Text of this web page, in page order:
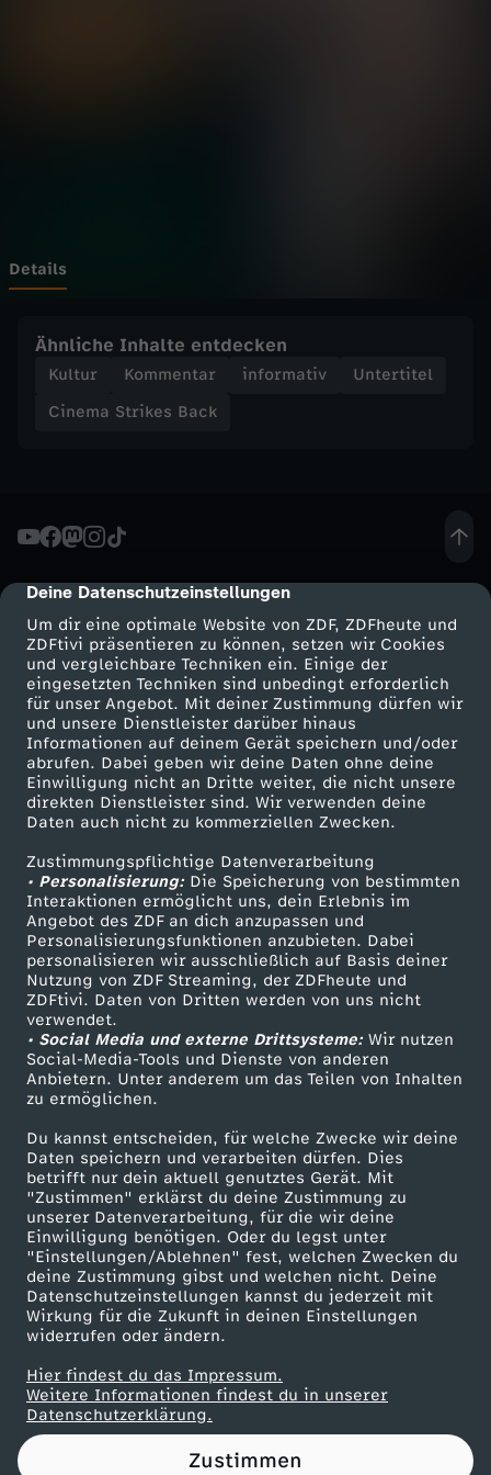
cmp-dialog-description
Deine Datenschutzeinstellungen
Um dir eine optimale Website von ZDF, ZDFheute und
ZDFtivi präsentieren zu können, setzen wir Cookies
und vergleichbare Techniken ein. Einige der
eingesetzten Techniken sind unbedingt erforderlich
für unser Angebot. Mit deiner Zustimmung dürfen wir
und unsere Dienstleister darüber hinaus
Informationen auf deinem Gerät speichern und/oder
abrufen. Dabei geben wir deine Daten ohne deine
Einwilligung nicht an Dritte weiter, die nicht unsere
direkten Dienstleister sind. Wir verwenden deine
Daten auch nicht zu kommerziellen Zwecken.
Zustimmungspflichtige Datenverarbeitung
• Personalisierung:Die Speicherung von bestimmten
Interaktionen ermöglicht uns, dein Erlebnis im
Angebot des ZDF an dich anzupassen und
Personalisierungsfunktionen anzubieten. Dabei
personalisieren wir ausschließlich auf Basis deiner
Nutzung von ZDF Streaming, der ZDFheute und
ZDFtivi. Daten von Dritten werden von uns nicht
verwendet.
• Social Media und externe Drittsysteme:Wir nutzen
Social-Media-Tools und Dienste von anderen
Anbietern. Unter anderem um das Teilen von Inhalten
zu ermöglichen.
Du kannst entscheiden, für welche Zwecke wir deine
Daten speichern und verarbeiten dürfen. Dies
betrifft nur dein aktuell genutztes Gerät. Mit
"Zustimmen" erklärst du deine Zustimmung zu
unserer Datenverarbeitung, für die wir deine
Einwilligung benötigen. Oder du legst unter
"Einstellungen/Ablehnen" fest, welchen Zwecken du
deine Zustimmung gibst und welchen nicht. Deine
Datenschutzeinstellungen kannst du jederzeit mit
Wirkung für die Zukunft in deinen Einstellungen
widerrufen oder ändern.
Hier findest du das Impressum.
Weitere Informationen findest du in unserer
Datenschutzerklärung.
Zustimmen
s
B
a
-
D
E
R
H
E
R
R
D
E
R
R
I
N
G
E
:
3
Details
Ähnliche Inhalte entdecken
Kultur Kommentar informativ
Untertitel
Cinema Strikes Back
Mehr ZDF
ZDF-Apps
Smart TV
ZDFtext
Livestreams
Sendungen A-Z
TV-Programm
Service
ZDFmitreden
Kontakt zum ZDF
Tickets
Zuschauerservice
Hilfe
ZDF Unternehmen
Karriere
ZDF goes Schule
Werbefernsehen
Mainzelmännchen
Partner